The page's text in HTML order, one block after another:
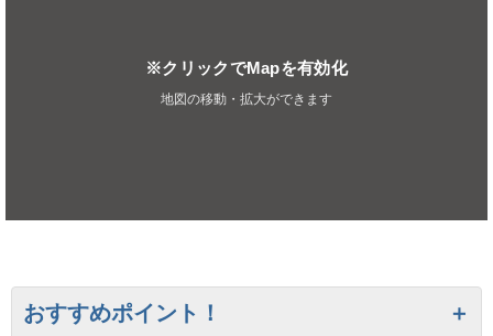
※クリックでMapを有効化
地図の移動・拡大ができます
おすすめポイント！